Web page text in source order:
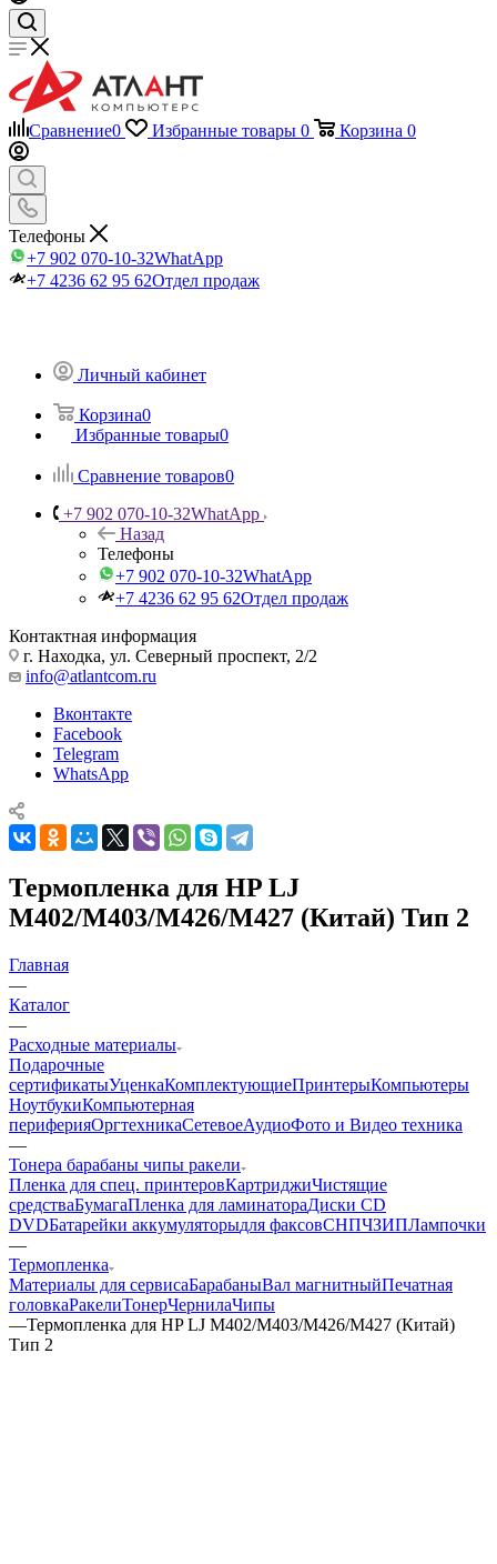
Сравнение0 Избранные товары 0 Корзина 0
Телефоны
+7 902 070-10-32WhatApp
+7 4236 62 95 62Отдел продаж
Личный кабинет
Корзина0
Избранные товары0
Сравнение товаров0
+7 902 070-10-32WhatApp
Назад
Телефоны
+7 902 070-10-32WhatApp
+7 4236 62 95 62Отдел продаж
Контактная информация
г. Находка, ул. Северный проспект, 2/2
info@atlantcom.ru
Вконтакте
Facebook
Telegram
WhatsApp
Термопленка для HP LJ
M402/M403/M426/M427 (Китай) Тип 2
Главная
—
Каталог
—
Расходные материалы
Подарочные
сертификатыУценкаКомплектующиеПринтерыКомпьютеры
НоутбукиКомпьютерная
периферияОргтехникаСетевоеАудиоФото и Видео техника
—
Тонера барабаны чипы ракели
Пленка для спец. принтеровКартриджиЧистящие
средстваБумагаПленка для ламинатораДиски CD
DVDБатарейки аккумуляторыдля факсовСНПЧЗИПЛампочки
—
Термопленка
Материалы для сервисаБарабаныВал магнитныйПечатная
головкаРакелиТонерЧернилаЧипы
—Термопленка для HP LJ M402/M403/M426/M427 (Китай)
Тип 2